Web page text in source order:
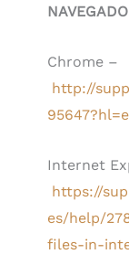
Chrome –
http://
Internet
https://
es/help/
files-in-